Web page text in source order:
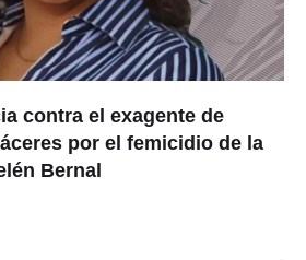
contra el exagente de
por el femicidio de la
Bernal